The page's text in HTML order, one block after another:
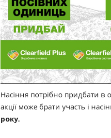
Насіння потрібно придбати в
акції може брати участь і
року.